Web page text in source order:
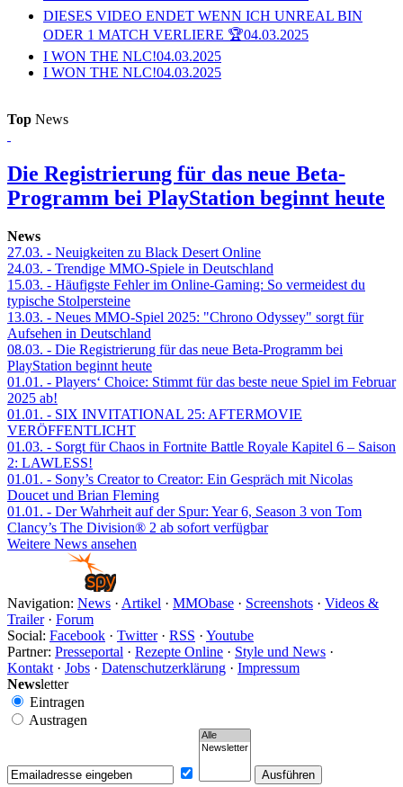
DIESES VIDEO ENDET WENN ICH UNREAL BIN
ODER 1 MATCH VERLIERE 🏆04.03.2025
I WON THE NLC!04.03.2025
I WON THE NLC!04.03.2025
Top News
Die Registrierung für das neue Beta-
Programm bei PlayStation beginnt heute
News
27.03. - Neuigkeiten zu Black Desert Online
24.03. - Trendige MMO-Spiele in Deutschland
15.03. - Häufigste Fehler im Online-Gaming: So vermeidest du
typische Stolpersteine
13.03. - Neues MMO-Spiel 2025: "Chrono Odyssey" sorgt für
Aufsehen in Deutschland
08.03. - Die Registrierung für das neue Beta-Programm bei
PlayStation beginnt heute
01.01. - Players‘ Choice: Stimmt für das beste neue Spiel im Februar
2025 ab!
01.01. - SIX INVITATIONAL 25: AFTERMOVIE
VERÖFFENTLICHT
01.03. - Sorgt für Chaos in Fortnite Battle Royale Kapitel 6 – Saison
2: LAWLESS!
01.01. - Sony’s Creator to Creator: Ein Gespräch mit Nicolas
Doucet und Brian Fleming
01.01. - Der Wahrheit auf der Spur: Year 6, Season 3 von Tom
Clancy’s The Division® 2 ab sofort verfügbar
Weitere News ansehen
Navigation: News · Artikel · MMObase · Screenshots · Videos &
Trailer· Forum
Social: Facebook · Twitter· RSS · Youtube
Partner: Presseportal · Rezepte Online · Style und News ·
Kontakt · Jobs · Datenschutzerklärung · Impressum
Newsletter
Eintragen
Austragen